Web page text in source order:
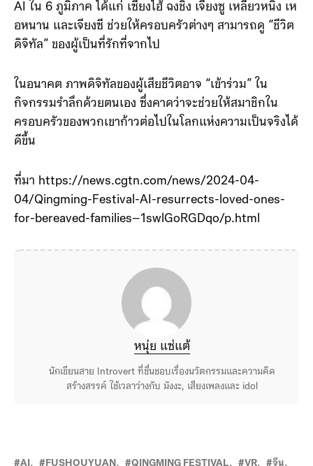
AI ใน 6 ภูมิภาค ได้แก่ เซี่ยงไฮ้ ฉงชิ่ง เจียงซู เหลียวหนิง เห
อหนาน และเจียงซี ช่วยให้ครอบครัวต่างๆ สามารถดู “ชีวิต
ดิจิทัล” ของผู้เป็นที่รักที่จากไป
ในอนาคต ภาพดิจิทัลของผู้เสียชีวิตอาจ “เข้าร่วม” ใน
กิจกรรมรำลึกด้วยตนเอง ซึ่งคาดว่าจะช่วยให้สมาชิกใน
ครอบครัวของพวกเขาก้าวต่อไปในโลกแห่งความเป็นจริงได้
ดีขึ้น
ที่มา https://news.cgtn.com/news/2024-04-
04/Qingming-Festival-AI-resurrects-loved-ones-
for-bereaved-families–1swlGoRGDqo/p.html
หนุ่ย แซ่แต้
นักเขียนสาย Introvert ที่ชื่นชอบเรื่องนวัตกรรมและความคิด
สร้างสรรค์ ใช้เวลาว่างกับ มังงะ, เสียงเพลงและ idol
AI FUSHOUYUAN QINGMING FESTIVAL VR จีน